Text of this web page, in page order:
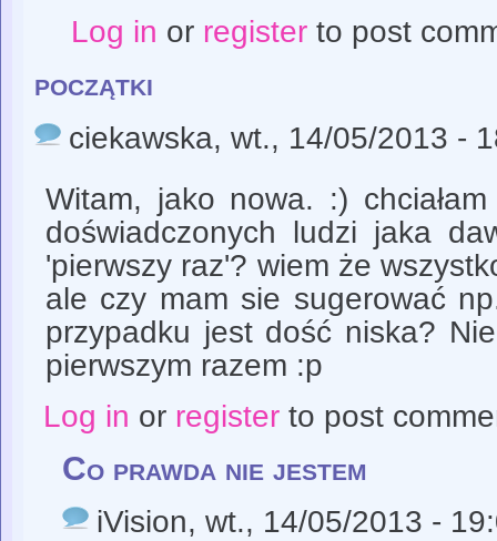
Log in or registerto post
początki
ciekawska, wt., 14/05/2013 -
Witam, jako nowa. :)
doświadczonych ludzi jaka
'pierwszy raz'? wiem że
ale czy mam sie sugerować
przypadku jest dość niska?
pierwszym razem :p
Log in or registerto post
Co prawda nie jestem
iVision, wt., 14/05/2013 -